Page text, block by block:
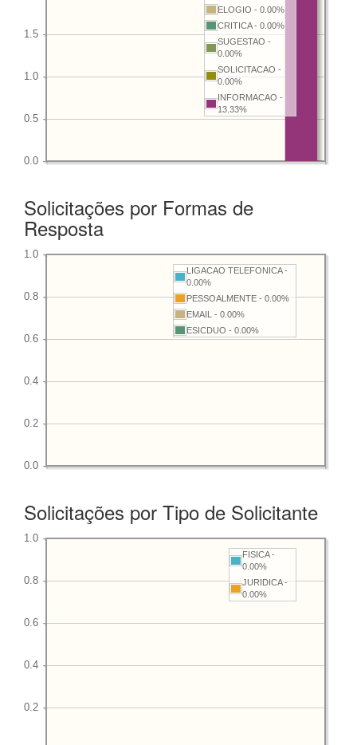
ELOGIO - 0.00%
CRITICA - 0.00%
SUGESTAO -
0.00%
SOLICITACAO -
0.00%
INFORMACAO -
13.33%
Solicitações por Formas de
Resposta
LIGACAO TELEFONICA -
0.00%
PESSOALMENTE - 0.00%
EMAIL - 0.00%
ESICDUO - 0.00%
Solicitações por Tipo de Solicitante
FISICA -
0.00%
JURIDICA -
0.00%